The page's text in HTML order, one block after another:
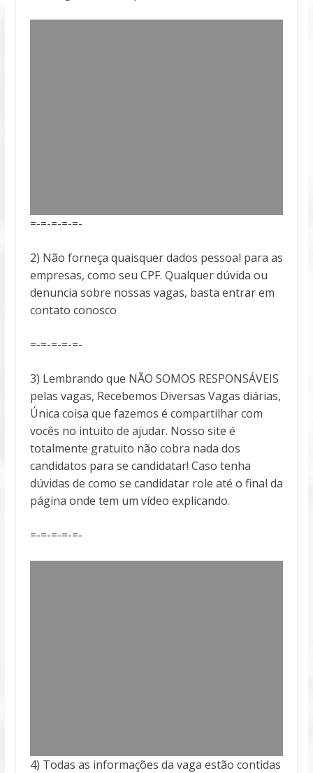
=-=-=-=-=-
2) Não forneça quaisquer dados pessoal para as
empresas, como seu CPF. Qualquer dúvida ou
denuncia sobre nossas vagas, basta entrar em
contato conosco
=-=-=-=-=-
3) Lembrando que NÃO SOMOS RESPONSÁVEIS
pelas vagas, Recebemos Diversas Vagas diárias,
Única coisa que fazemos é compartilhar com
vocês no intuito de ajudar. Nosso site é
totalmente gratuito não cobra nada dos
candidatos para se candidatar! Caso tenha
dúvidas de como se candidatar role até o final da
página onde tem um vídeo explicando.
=-=-=-=-=-
4) Todas as informações da vaga estão contidas